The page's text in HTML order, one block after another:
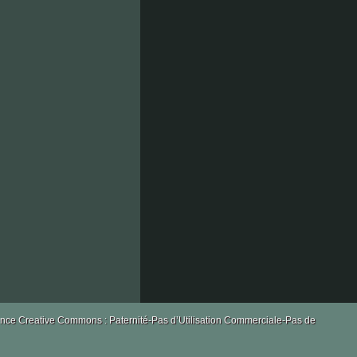
Creative Commons : Paternité-Pas d’Utilisation Commerciale-Pas de